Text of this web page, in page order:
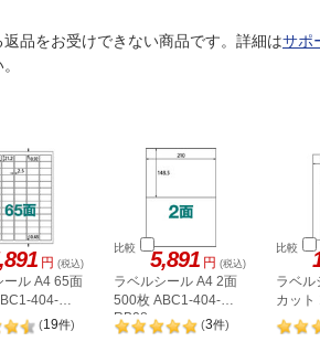
品をお受けできない商品です。詳細はサポ
円 (税込)
ール A4 65面
404-
(19件)
比較 5,891 円 (税込)
ラベルシール A4 2面
500枚 ABC1-404-
RB08
(3件)
比較
ラベル
カット